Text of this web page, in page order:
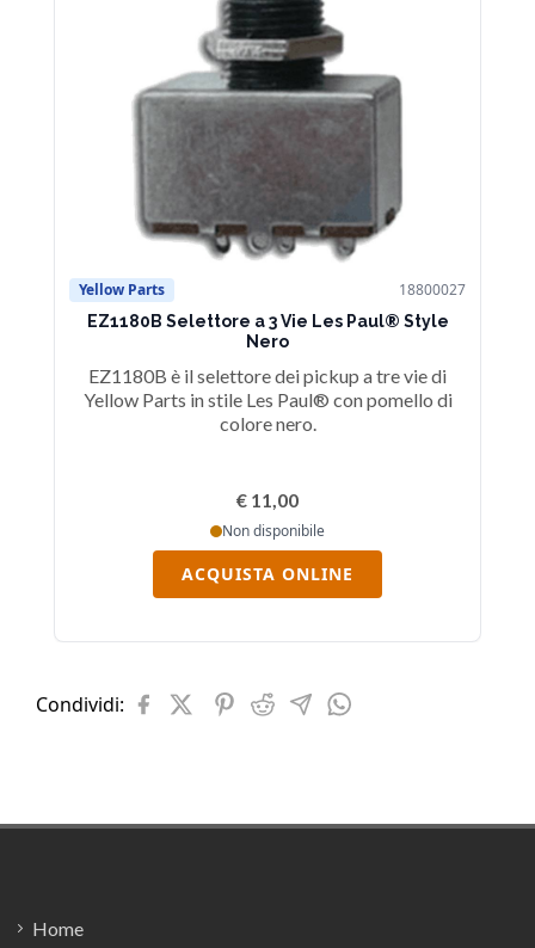
Yellow Parts 18800027
EZ1180B Selettore a 3 Vie Les Paul® Style
Nero
EZ1180B è il selettore dei pickup a tre vie di
Yellow Parts in stile Les Paul® con pomello di
colore nero.
€ 11,00
Non disponibile
ACQUISTA ONLINE
Condividi:
Home